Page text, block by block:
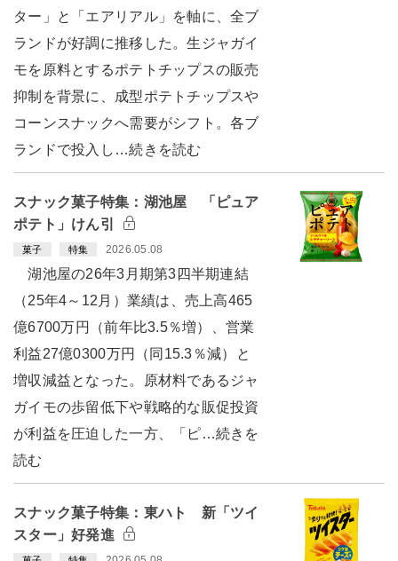
ター」と「エアリアル」を軸に、全ブ
ランドが好調に推移した。生ジャガイ
モを原料とするポテトチップスの販売
抑制を背景に、成型ポテトチップスや
コーンスナックへ需要がシフト。各ブ
ランドで投入し…続きを読む
スナック菓子特集：湖池屋 「ピュア
ポテト」けん引
菓子 特集 2026.05.08
湖池屋の26年3月期第3四半期連結
（25年4～12月）業績は、売上高465
億6700万円（前年比3.5％増）、営業
利益27億0300万円（同15.3％減）と
増収減益となった。原材料であるジャ
ガイモの歩留低下や戦略的な販促投資
が利益を圧迫した一方、「ピ…続きを
読む
スナック菓子特集：東ハト 新「ツイ
スター」好発進